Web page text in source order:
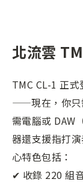
北流雲
TMC CL-1 正
——現在，你只
需電腦或 DAW
器還支援指打
心特色包括：
✔ 收錄 220 組